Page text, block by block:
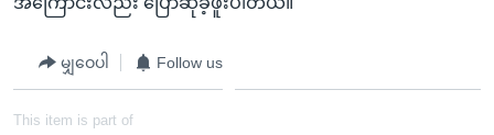
မျှဝေပါ Follow us
This item is part of